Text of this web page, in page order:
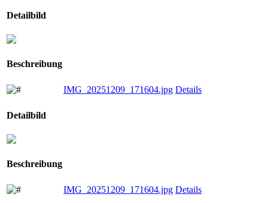
Detailbild
Beschreibung
IMG_20251209_171604.jpg Details
Detailbild
Beschreibung
IMG_20251209_171604.jpg Details